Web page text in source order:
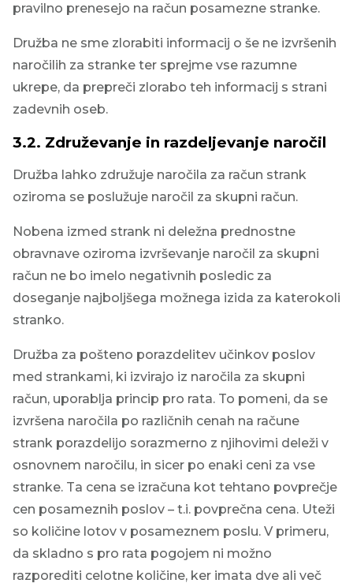
pravilno prenesejo na račun posamezne stranke.
Družba ne sme zlorabiti informacij o še ne izvršenih
naročilih za stranke ter sprejme vse razumne
ukrepe, da prepreči zlorabo teh informacij s strani
zadevnih oseb.
3.2. Združevanje in razdeljevanje naročil
Družba lahko združuje naročila za račun strank
oziroma se poslužuje naročil za skupni račun.
Nobena izmed strank ni deležna prednostne
obravnave oziroma izvrševanje naročil za skupni
račun ne bo imelo negativnih posledic za
doseganje najboljšega možnega izida za katerokoli
stranko.
Družba za pošteno porazdelitev učinkov poslov
med strankami, ki izvirajo iz naročila za skupni
račun, uporablja princip pro rata. To pomeni, da se
izvršena naročila po različnih cenah na račune
strank porazdelijo sorazmerno z njihovimi deleži v
osnovnem naročilu, in sicer po enaki ceni za vse
stranke. Ta cena se izračuna kot tehtano povprečje
cen posameznih poslov – t.i. povprečna cena. Uteži
so količine lotov v posameznem poslu. V primeru,
da skladno s pro rata pogojem ni možno
razporediti celotne količine, ker imata dve ali več